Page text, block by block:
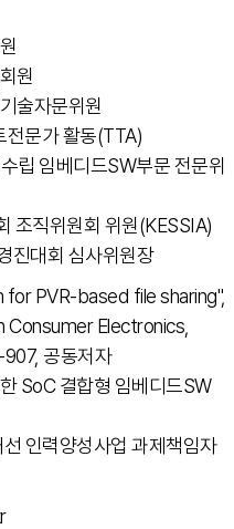
원
술자문위원
전문가 활동(TTA)
립 임베디드SW부문 전문위
조직위원회 위원(KESSIA)
진대회 심사위원장
PVR-based file sharing",
Consumer Electronics,
공동저자
SoC 결합형 임베디드SW
인력양성사업 과제책임자